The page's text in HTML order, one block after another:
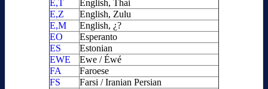
E,T
English, Thai
E,Z
English, Zulu
E,M
English, ¿?
EO
Esperanto
ES
Estonian
EWE
Ewe / Éwé
FA
Faroese
FS
Farsi / Iranian Persian